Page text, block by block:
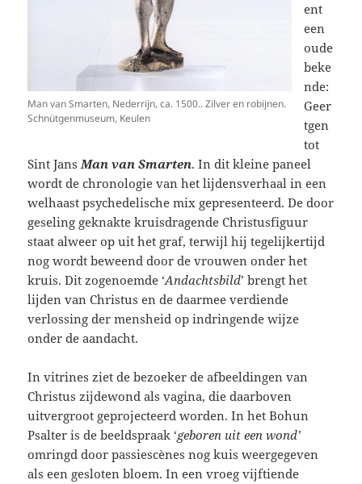
Man van Smarten, Nederrijn, ca. 1500.. Zilver en robijnen.
Schnütgenmuseum, Keulen
ent
een
oude
beke
nde:
Geer
tgen
tot
Sint Jans Man van Smarten. In dit kleine paneel
wordt de chronologie van het lijdensverhaal in een
welhaast psychedelische mix gepresenteerd. De door
geseling geknakte kruisdragende Christusfiguur
staat alweer op uit het graf, terwijl hij tegelijkertijd
nog wordt beweend door de vrouwen onder het
kruis. Dit zogenoemde ‘Andachtsbild’ brengt het
lijden van Christus en de daarmee verdiende
verlossing der mensheid op indringende wijze
onder de aandacht.
In vitrines ziet de bezoeker de afbeeldingen van
Christus zijdewond als vagina, die daarboven
uitvergroot geprojecteerd worden. In het Bohun
Psalter is de beeldspraak ‘geboren uit een wond’
omringd door passiescènes nog kuis weergegeven
als een gesloten bloem. In een vroeg vijftiende